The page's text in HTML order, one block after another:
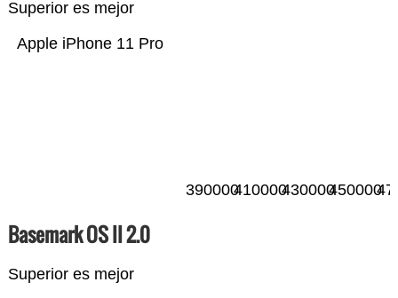
Superior es mejor
Apple iPhone 11 Pro
390000410000430000450000
Basemark OS II 2.0
Superior es mejor